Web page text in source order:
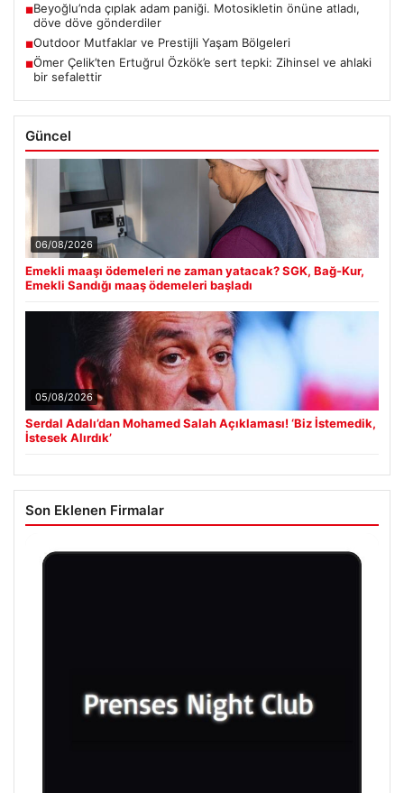
■Beyoğlu’nda çıplak adam paniği. Motosikletin önüne atladı,
döve döve gönderdiler
■Outdoor Mutfaklar ve Prestijli Yaşam Bölgeleri
■Ömer Çelik’ten Ertuğrul Özkök’e sert tepki: Zihinsel ve ahlaki
bir sefalettir
Güncel
06/08/2026
Emekli maaşı ödemeleri ne zaman yatacak? SGK, Bağ-Kur,
Emekli Sandığı maaş ödemeleri başladı
05/08/2026
Serdal Adalı’dan Mohamed Salah Açıklaması! ‘Biz İstemedik,
İstesek Alırdık’
Son Eklenen Firmalar